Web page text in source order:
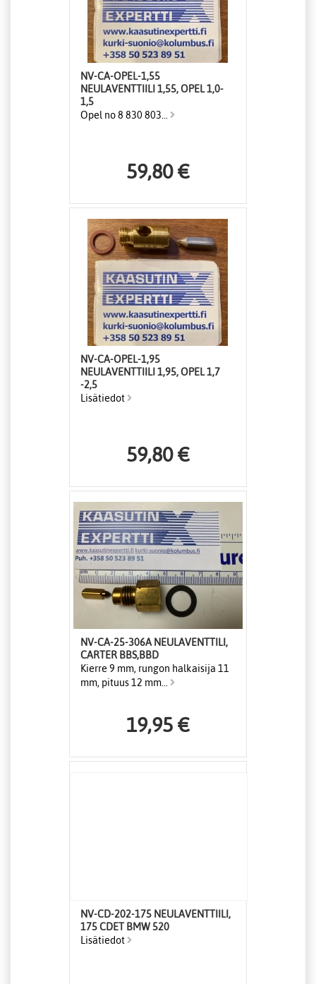
NV-CA-OPEL-1,55
NEULAVENTTIILI 1,55, OPEL 1,0-
1,5
Opel no 8 830 803...
59,80 €
NV-CA-OPEL-1,95
NEULAVENTTIILI 1,95, OPEL 1,7
-2,5
Lisätiedot
59,80 €
NV-CA-25-306A NEULAVENTTILI,
CARTER BBS,BBD
Kierre 9 mm, rungon halkaisija 11
mm, pituus 12 mm...
19,95 €
NV-CD-202-175 NEULAVENTTIILI,
175 CDET BMW 520
Lisätiedot